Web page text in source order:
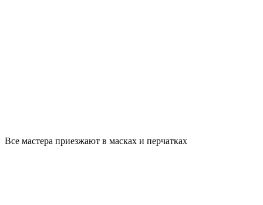
Все мастера приезжают в масках и перчатках